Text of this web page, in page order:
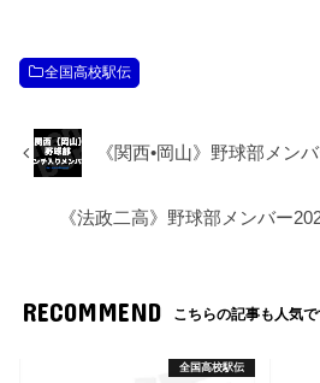
全国高校駅伝
《関西•岡山》野球部メン
《法政二高》野球部メンバー
RECOMMEND こちらの記事も人気で
全国高校駅伝